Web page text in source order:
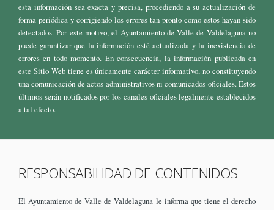
esta información sea exacta y precisa, procediendo a su actualización de
forma periódica y corrigiendo los errores tan pronto como estos hayan sido
detectados. Por este motivo, el Ayuntamiento de Valle de Valdelaguna no
puede garantizar que la información esté actualizada y la inexistencia de
errores en todo momento. En consecuencia, la información publicada en
este Sitio Web tiene es únicamente carácter informativo, no constituyendo
una comunicación de actos administrativos ni comunicados oficiales. Estos
últimos serán notificados por los canales oficiales legalmente establecidos
a tal efecto.
RESPONSABILIDAD DE CONTENIDOS
El Ayuntamiento de Valle de Valdelaguna le informa que tiene el derecho